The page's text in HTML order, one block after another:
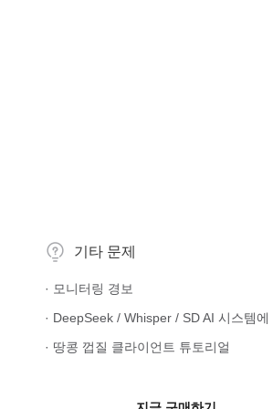
기타 문제
· 모니터링 경보
· 땅콩 껍질 클라이언트 튜토리얼